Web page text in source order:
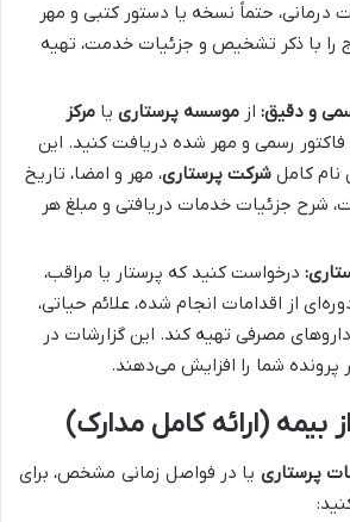
درمانی، حتماً نسخه یا دستور کتبی و مهر
را با ذکر تشخیص و جزئیات خدمت، تهیه
و دقیق: از موسسه پرستاری یا مرکز
فاکتور رسمی و مهر شده دریافت کنید. این
نام کامل شرکت پرستاری، مهر و امضا، تاریخ
شرح جزئیات خدمات دریافتی و مبلغ هر
درخواست کنید که پرستار یا مراقب،
از اقدامات انجام شده، علائم حیاتی،
مصرفی تهیه کند. این گزارشات در
پرونده شما را افزایش می‌دهند.
بیمه (ارائه کامل مدارک)
پرستاری یا در فواصل زمانی مشخص، برای